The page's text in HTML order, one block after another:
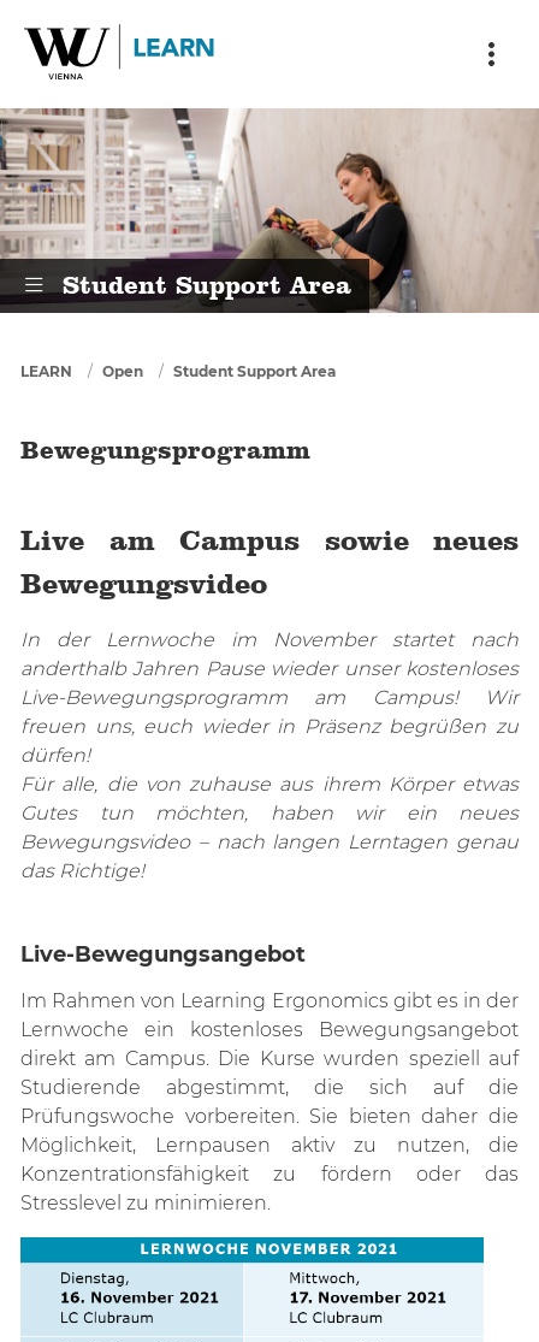
Bewegungsprogramm
Student Support Area
You are here
LEARN Open Student Support Area
Bewegungsprogramm
Live am Campus sowie neues
Bewegungsvideo
In der Lernwoche im November startet nach
anderthalb Jahren Pause wieder unser kostenloses
Live-Bewegungsprogramm am Campus! Wir
freuen uns, euch wieder in Präsenz begrüßen zu
dürfen!
Für alle, die von zuhause aus ihrem Körper etwas
Gutes tun möchten, haben wir ein neues
Bewegungsvideo – nach langen Lerntagen genau
das Richtige!
Live-Bewegungsangebot
Im Rahmen von Learning Ergonomics gibt es in der
Lernwoche ein kostenloses Bewegungsangebot
direkt am Campus. Die Kurse wurden speziell auf
Studierende abgestimmt, die sich auf die
Prüfungswoche vorbereiten. Sie bieten daher die
Möglichkeit, Lernpausen aktiv zu nutzen, die
Konzentrationsfähigkeit zu fördern oder das
Stresslevel zu minimieren.